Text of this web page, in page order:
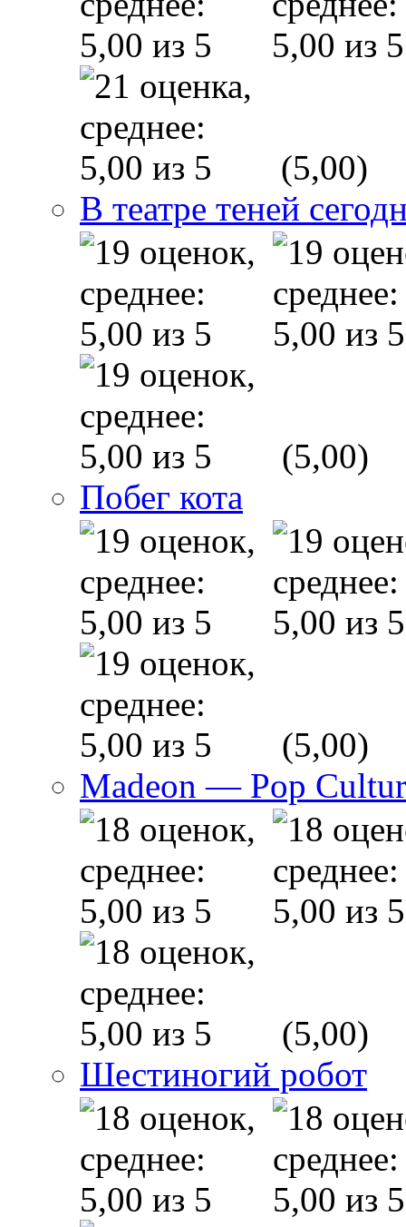
(5,00)
В театре теней
(5,00)
Побег кота
(5,00)
Madeon — Pop
(5,00)
Шестиногий робот